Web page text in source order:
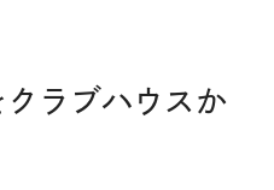
ラブハウスか